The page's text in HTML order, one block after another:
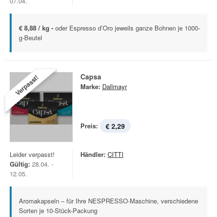
€ 8,88 / kg - oder Espresso d’Oro jeweils ganze Bohnen je 1000-
g-Beutel
Verpasst! Capsa
Marke: Dallmayr
Preis: € 2,29
Leider verpasst!
Gültig: 28.04. -
12.05.
Händler: CITTI
Aromakapseln – für Ihre NESPRESSO-Maschine, verschiedene
Sorten je 10-Stück-Packung